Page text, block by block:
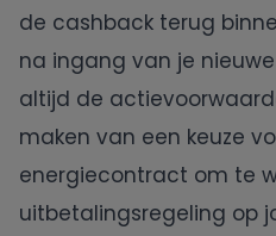
de cashback terug
na ingang van je
altijd de
maken van een keuze
energiecontract om te
uitbetalingsregeling op